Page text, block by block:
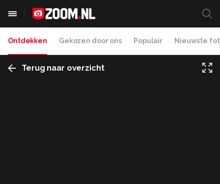
Ontdekken Gekozen door ons Populair Nieuwste
Terug naar overzicht